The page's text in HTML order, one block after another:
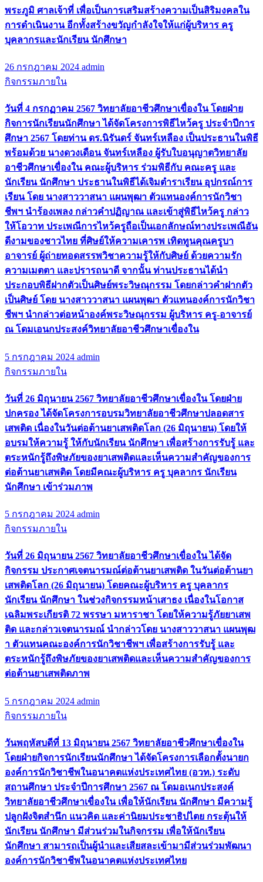
พระภูมิ ศาลเจ้าที่ เพื่อเป็นการเสริมสร้างความเป็นสิริมงคลใน
การดำเนินงาน อีกทั้งสร้างขวัญกำลังใจให้แก่ผู้บริหาร ครู
บุคลากรและนักเรียน นักศึกษา
26 กรกฎาคม 2024 admin
กิจกรรมภายใน
วันที่ 4 กรกฏาคม 2567 วิทยาลัยอาชีวศึกษาเขื่องใน โดยฝ่าย
กิจการนักเรียนนักศึกษา ได้จัดโครงการพิธีไหว้ครู ประจำปีการ
ศึกษา 2567 โดยท่าน ดร.นิรันดร์ จันทร์เหลือง เป็นประธานในพิธี
พร้อมด้วย นางดวงเดือน จันทร์เหลือง ผู้รับใบอนุญาตวิทยาลัย
อาชีวศึกษาเขื่องใน คณะผู้บริหาร ร่วมพิธีกับ คณะครู และ
นักเรียน นักศึกษา ประธานในพิธีได้เจิมตำราเรียน อุปกรณ์การ
เรียน โดย นางสาววาสนา แผนพุฒา ตัวแทนองค์การนักวิชา
ชีพฯ นำร้องเพลง กล่าวคำปฏิญาณ และเข้าสู่พิธีไหว้ครู กล่าว
ให้โอวาท ประเพณีการไหว้ครูถือเป็นเอกลักษณ์ทางประเพณีอัน
ดีงามของชาวไทย ที่ศิษย์ให้ความเคารพ เทิดทูนคุณครูบา
อาจารย์ ผู้ถ่ายทอดสรรพวิชาความรู้ให้กับศิษย์ ด้วยความรัก
ความเมตตา และปรารถนาดี จากนั้น ท่านประธานได้นำ
ประกอบพิธีฝากตัวเป็นศิษย์พระวิษณุกรรม โดยกล่าวคำฝากตัว
เป็นศิษย์ โดย นางสาววาสนา แผนพุฒา ตัวแทนองค์การนักวิชา
ชีพฯ นำกล่าวต่อหน้าองค์พระวิษณุกรรม ผู้บริหาร ครู-อาจารย์
ณ โดมเอนกประสงค์วิทยาลัยอาชีวศึกษาเขื่องใน
5 กรกฎาคม 2024 admin
กิจกรรมภายใน
วันที่ 26 มิถุนายน 2567 วิทยาลัยอาชีวศึกษาเขื่องใน โดยฝ่าย
ปกครอง ได้จัดโครงการอบรมวิทยาลัยอาชีวศึกษาปลอดสาร
เสพติด เนื่องในวันต่อต้านยาเสพติดโลก (26 มิถุนายน) โดยให้
อบรมให้ความรู้ ให้กับนักเรียน นักศึกษา เพื่อสร้างการรับรู้ และ
ตระหนักรู้ถึงพิษภัยของยาเสพติดและเห็นความสำคัญของการ
ต่อต้านยาเสพติด โดยมีคณะผู้บริหาร ครู บุคลากร นักเรียน
นักศึกษา เข้าร่วมภาพ
5 กรกฎาคม 2024 admin
กิจกรรมภายใน
วันที่ 26 มิถุนายน 2567 วิทยาลัยอาชีวศึกษาเขื่องใน ได้จัด
กิจกรรม ประกาศเจตนารมณ์ต่อต้านยาเสพติด ในวันต่อต้านยา
เสพติดโลก (26 มิถุนายน) โดยคณะผู้บริหาร ครู บุคลากร
นักเรียน นักศึกษา ในช่วงกิจกรรมหน้าเสาธง เนื่องในโอกาส
เฉลิมพระเกียรติ 72 พรรษา มหาราชา โดยให้ความรู้ภัยยาเสพ
ติด และกล่าวเจตนารมณ์ นำกล่าวโดย นางสาววาสนา แผนพุฒ
า ตัวแทนคณะองค์การนักวิชาชีพฯ เพื่อสร้างการรับรู้​ และ
ตระหนักรู้ถึงพิษภัยของยาเสพติดและเห็นความสำคัญของการ
ต่อต้านยาเสพติดภาพ
5 กรกฎาคม 2024 admin
กิจกรรมภายใน
วันพฤหัสบดีที่ 13 มิถุนายน 2567 วิทยาลัยอาชีวศึกษาเขื่องใน
โดยฝ่ายกิจการนักเรียนนักศึกษา ได้จัดโครงการเลือกตั้งนายก
องค์การนักวิชาชีพในอนาคตแห่งประเทศไทย (อวท.) ระดับ
สถานศึกษา ประจำปีการศึกษา 2567 ณ โดมอเนกประสงค์
วิทยาลัยอาชีวศึกษาเขื่องใน เพื่อให้นักเรียน นักศึกษา มีความรู้
ปลูกฝังจิตสำนึก แนวคิด และค่านิยมประชาธิปไตย กระตุ้นให้
นักเรียน นักศึกษา มีส่วนร่วมในกิจกรรม เพื่อให้นักเรียน
นักศึกษา สามารถเป็นผู้นำและเสียสละเข้ามามีส่วนร่วมพัฒนา
องค์การนักวิชาชีพในอนาคตแห่งประเทศไทย